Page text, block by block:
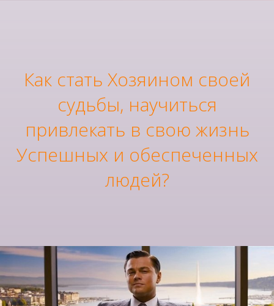
Как стать Хозяином своей
судьбы, научиться
привлекать в свою жизнь
Успешных и обеспеченных
людей?